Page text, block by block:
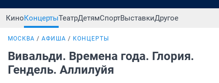
КиноКонцертыТеатрДетямСпортВыставкиДругое
МОСКВА АФИША КОНЦЕРТЫ
Вивальди. Времена года. Глория.
Гендель. Аллилуйя